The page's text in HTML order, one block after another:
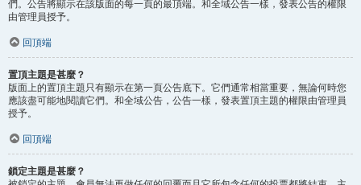
們。公告將顯示在該版面的每一頁的最頂端。和全域公告一樣，發表公告的權限
由管理員授予。
回頂端
置頂主題是甚麼？
版面上的置頂主題只有顯示在第一頁公告底下。它們通常相當重要，無論何時您
應該盡可能地閱讀它們。和全域公告，公告一樣，發表置頂主題的權限由管理員
授予。
回頂端
鎖定主題是甚麼？